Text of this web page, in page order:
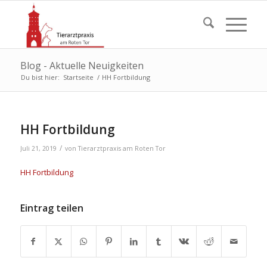
Blog - Aktuelle Neuigkeiten
Du bist hier: Startseite / HH Fortbildung
HH Fortbildung
Juli 21, 2019 / vonTierarztpraxis am Roten Tor
HH Fortbildung
Eintrag teilen